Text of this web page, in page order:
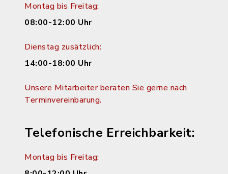
Montag bis Freitag:
08:00-12:00 Uhr
Dienstag zusätzlich:
14:00-18:00 Uhr
Unsere Mitarbeiter beraten Sie gerne nach
Terminvereinbarung.
Telefonische Erreichbarkeit:
Montag bis Freitag: